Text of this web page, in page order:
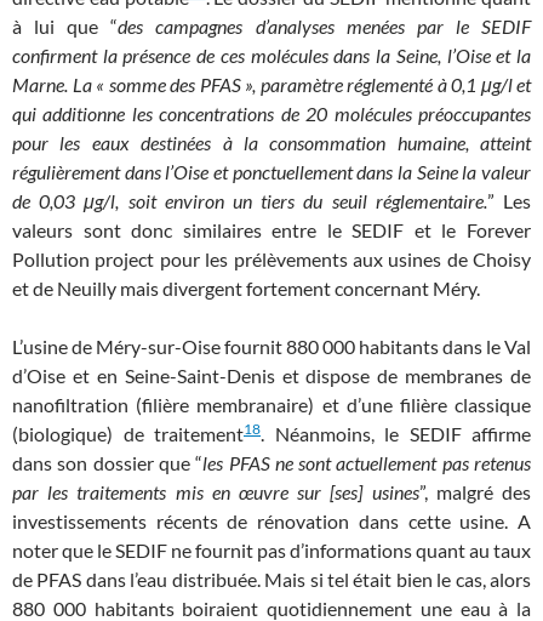
à lui que “des campagnes d’analyses menées par le SEDIF
confirment la présence de ces molécules dans la Seine, l’Oise et la
Marne. La « somme des PFAS », paramètre réglementé à 0,1 μg/l et
qui additionne les concentrations de 20 molécules préoccupantes
pour les eaux destinées à la consommation humaine, atteint
régulièrement dans l’Oise et ponctuellement dans la Seine la valeur
de 0,03 μg/l, soit environ un tiers du seuil réglementaire.” Les
valeurs sont donc similaires entre le SEDIF et le Forever
Pollution project pour les prélèvements aux usines de Choisy
et de Neuilly mais divergent fortement concernant Méry.
L’usine de Méry-sur-Oise fournit 880 000 habitants dans le Val
d’Oise et en Seine-Saint-Denis et dispose de membranes de
nanofiltration (filière membranaire) et d’une filière classique
(biologique) de traitement18. Néanmoins, le SEDIF affirme
dans son dossier que “les PFAS ne sont actuellement pas retenus
par les traitements mis en œuvre sur [ses] usines”, malgré des
investissements récents de rénovation dans cette usine. A
noter que le SEDIF ne fournit pas d’informations quant au taux
de PFAS dans l’eau distribuée. Mais si tel était bien le cas, alors
880 000 habitants boiraient quotidiennement une eau à la